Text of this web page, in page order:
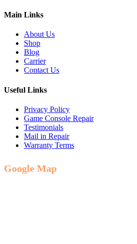
Main Links
About Us
Shop
Blog
Carrier
Contact Us
Useful Links
Privacy Policy
Game Console Repair
Testimonials
Mail in Repair
Warranty Terms
Google Map